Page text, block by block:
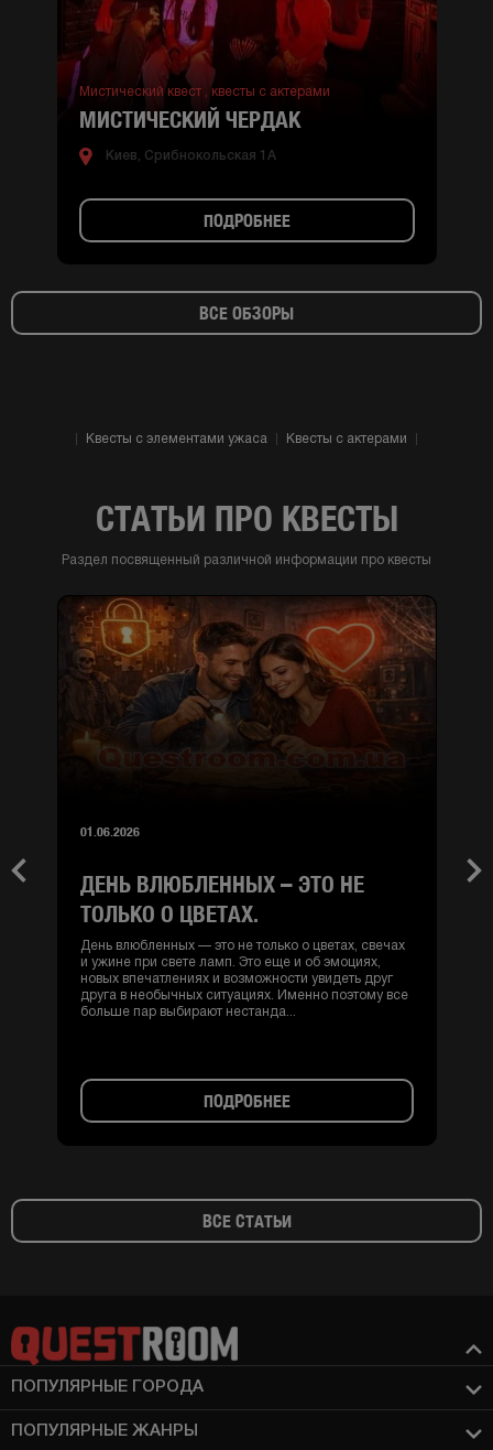
Мистический квест , квесты с актерами
МИСТИЧЕСКИЙ ЧЕРДАК
Киев, Срибнокольская 1А
ПОДРОБНЕЕ
ВСЕ ОБЗОРЫ
Квесты с элементами ужаса Квесты с актерами
СТАТЬИ ПРО КВЕСТЫ
Раздел посвященный различной информации про квесты
Previous
ДЕНЬ ВЛЮБЛЕННЫХ – ЭТО НЕ
ТОЛЬКО О ЦВЕТАХ.
День влюбленных — это не только о цветах, свечах
и ужине при свете ламп. Это еще и об эмоциях,
новых впечатлениях и возможности увидеть друг
друга в необычных ситуациях. Именно поэтому все
больше пар выбирают нестанда...
01.06.2026
ПОДРОБНЕЕ
ВСЕ СТАТЬИ
ПОПУЛЯРНЫЕ ГОРОДА
ПОПУЛЯРНЫЕ ЖАНРЫ